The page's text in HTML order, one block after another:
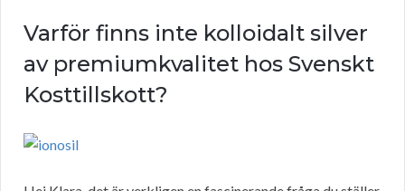
Varför finns inte kolloidalt silver
av premiumkvalitet hos Svenskt
Kosttillskott?